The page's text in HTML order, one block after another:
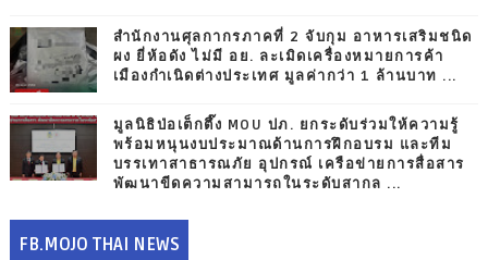
สำนักงานศุลกากรภาคที่ 2 จับกุม อาหารเสริมชนิด
ผง ยี่ห้อดัง ไม่มี อย. ละเมิดเครื่องหมายการค้า
เมืองกำเนิดต่างประเทศ มูลค่ากว่า 1 ล้านบาท ...
มูลนิธิป่อเต็กตึ๊ง MOU ปภ. ยกระดับร่วมให้ความรู้
พร้อมหนุนงบประมาณด้านการฝึกอบรม และทีม
บรรเทาสาธารณภัย อุปกรณ์ เครือข่ายการสื่อสาร
พัฒนาขีดความสามารถในระดับสากล ...
FB.MOJO THAI NEWS